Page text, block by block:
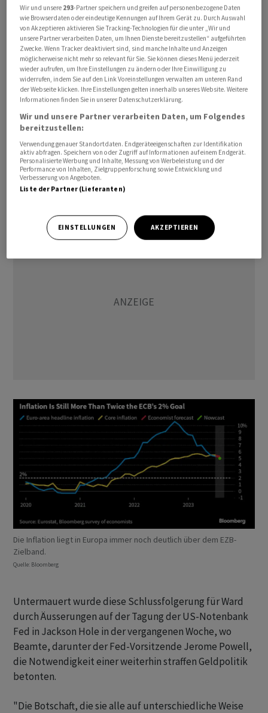
derzeit Beraterin des britischen Finanzministers Jeremy
Hunt ist, sagte, dass ein solches Ergebnis
wahrscheinlich sei, weil die politischen
Entscheidungsträger die Kreditkosten hoch halten
müssten.
"Die Märkte haben sich in die Vorstellung
hineingesteigert, dass wir im Westen ein stabiles
Wachstum haben könnten und dass der Inflationsdruck
von selbst verschwinden würde und die Zentralbanken
von der Straffung zur Lockerung übergehen könnten",
sagte sie gegenüber der Moderatorin Francine Lacqua.
"Leider glaube ich, dass es diese Schwäche brauchen
Die Inflation liegt in Europa immer noch deutlich über dem EZB-
Zielband.
Quelle: Bloomberg
Untermauert wurde diese Schlussfolgerung für Ward
durch Äusserungen auf der Tagung der US-Notenbank
Fed in Jackson Hole in der vergangenen Woche, wo
Beamte, darunter der Fed-Vorsitzende Jerome Powell,
die Notwendigkeit einer weiterhin straffen Geldpolitik
betonten.
"Die Botschaft, die sie alle auf unterschiedliche Weise
Wir und unsere 293-Partner speichern und greifen auf personenbezogene Daten
wie Browserdaten oder eindeutige Kennungen auf Ihrem Gerät zu. Durch Auswahl
von Akzeptieren aktivieren Sie Tracking-Technologien für die unter „Wir und
unsere Partner verarbeiten Daten, um Ihnen Dienste bereitzustellen“ aufgeführten
Zwecke. Wenn Tracker deaktiviert sind, sind manche Inhalte und Anzeigen
möglicherweise nicht mehr so relevant für Sie. Sie können dieses Menü jederzeit
wieder aufrufen, um Ihre Einstellungen zu ändern oder Ihre Einwilligung zu
widerrufen, indem Sie auf den Link Voreinstellungen verwalten am unteren Rand
der Webseite klicken. Ihre Einstellungen gelten innerhalb unseres Website. Weitere
Informationen finden Sie in unserer Datenschutzerklärung.
Wir und unsere Partner verarbeiten Daten, um Folgendes
bereitzustellen:
Verwendung genauer Standortdaten. Endgeräteeigenschaften zur Identifikation
aktiv abfragen. Speichern von oder Zugriff auf Informationen auf einem Endgerät.
Personalisierte Werbung und Inhalte, Messung von Werbeleistung und der
Performance von Inhalten, Zielgruppenforschung sowie Entwicklung und
Verbesserung von Angeboten.
Liste der Partner (Lieferanten)
EINSTELLUNGEN AKZEPTIEREN